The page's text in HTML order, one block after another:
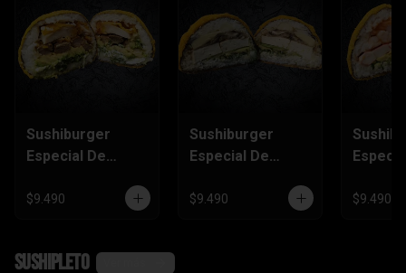
Sushiburger
Especial De
Furai
$9.490
Sushiburger
Especial De
Champiñón
$9.490 $9.490
SushiPleto